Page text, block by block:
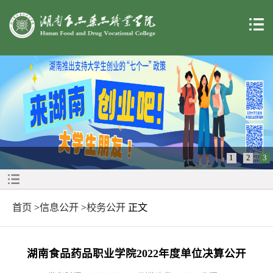
1 2 3
首页 >信息公开 >校务公开 正文
湖南食品药品职业学院2022年度单位决算公开